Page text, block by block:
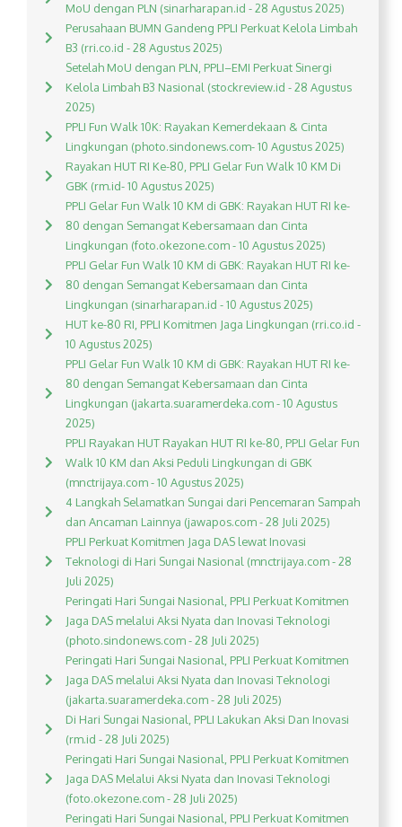
MoU dengan PLN (sinarharapan.id - 28 Agustus 2025)
Perusahaan BUMN Gandeng PPLI Perkuat Kelola Limbah
B3 (rri.co.id - 28 Agustus 2025)
Setelah MoU dengan PLN, PPLI–EMI Perkuat Sinergi
Kelola Limbah B3 Nasional (stockreview.id - 28 Agustus
2025)
PPLI Fun Walk 10K: Rayakan Kemerdekaan & Cinta
Lingkungan (photo.sindonews.com- 10 Agustus 2025)
Rayakan HUT RI Ke-80, PPLI Gelar Fun Walk 10 KM Di
GBK (rm.id- 10 Agustus 2025)
PPLI Gelar Fun Walk 10 KM di GBK: Rayakan HUT RI ke-
80 dengan Semangat Kebersamaan dan Cinta
Lingkungan (foto.okezone.com - 10 Agustus 2025)
PPLI Gelar Fun Walk 10 KM di GBK: Rayakan HUT RI ke-
80 dengan Semangat Kebersamaan dan Cinta
Lingkungan (sinarharapan.id - 10 Agustus 2025)
HUT ke-80 RI, PPLI Komitmen Jaga Lingkungan (rri.co.id -
10 Agustus 2025)
PPLI Gelar Fun Walk 10 KM di GBK: Rayakan HUT RI ke-
80 dengan Semangat Kebersamaan dan Cinta
Lingkungan (jakarta.suaramerdeka.com - 10 Agustus
2025)
PPLI Rayakan HUT Rayakan HUT RI ke-80, PPLI Gelar Fun
Walk 10 KM dan Aksi Peduli Lingkungan di GBK
(mnctrijaya.com - 10 Agustus 2025)
4 Langkah Selamatkan Sungai dari Pencemaran Sampah
dan Ancaman Lainnya (jawapos.com - 28 Juli 2025)
PPLI Perkuat Komitmen Jaga DAS lewat Inovasi
Teknologi di Hari Sungai Nasional (mnctrijaya.com - 28
Juli 2025)
Peringati Hari Sungai Nasional, PPLI Perkuat Komitmen
Jaga DAS melalui Aksi Nyata dan Inovasi Teknologi
(photo.sindonews.com - 28 Juli 2025)
Peringati Hari Sungai Nasional, PPLI Perkuat Komitmen
Jaga DAS melalui Aksi Nyata dan Inovasi Teknologi
(jakarta.suaramerdeka.com - 28 Juli 2025)
Di Hari Sungai Nasional, PPLI Lakukan Aksi Dan Inovasi
(rm.id - 28 Juli 2025)
Peringati Hari Sungai Nasional, PPLI Perkuat Komitmen
Jaga DAS Melalui Aksi Nyata dan Inovasi Teknologi
(foto.okezone.com - 28 Juli 2025)
Peringati Hari Sungai Nasional, PPLI Perkuat Komitmen